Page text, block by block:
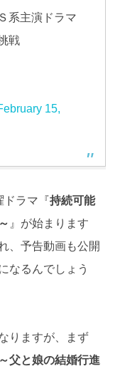
系主演ドラマ
戦
15,
ドラマ『持続可能
』が始まります
、予告動画も公開
なるんでしょう
りますが、まず
父と娘の結婚行進